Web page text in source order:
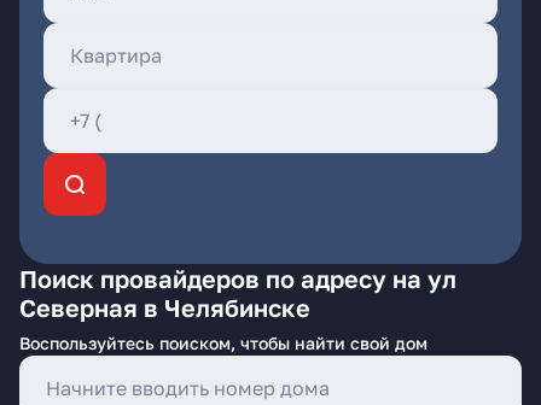
Поиск провайдеров по адресу на ул
Северная в Челябинске
Воспользуйтесь поиском, чтобы найти свой дом